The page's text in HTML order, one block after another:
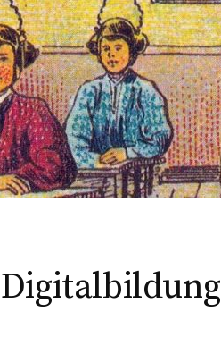
Digitalbildung